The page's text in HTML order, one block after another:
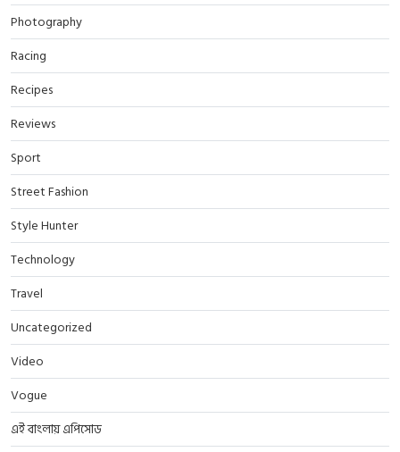
Photography
Racing
Recipes
Reviews
Sport
Street Fashion
Style Hunter
Technology
Travel
Uncategorized
Video
Vogue
এই বাংলায় এপিসোড